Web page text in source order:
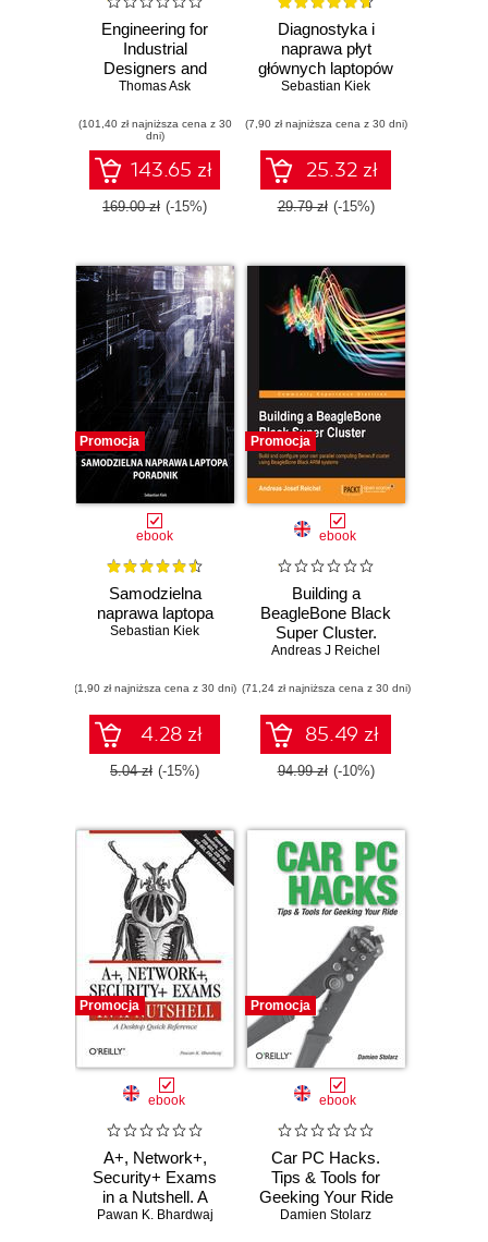
Engineering for
Industrial
Designers and
Inventors.
Designers of
Wonderful Things
Thomas Ask
(101,40 zł najniższa cena z 30
dni)
143.65 zł
169.00 zł (-15%)
Diagnostyka i
naprawa płyt
głównych laptopów
Sebastian Kiek
(7,90 zł najniższa cena z 30 dni)
25.32 zł
29.79 zł (-15%)
Promocja
ebook
Samodzielna
naprawa laptopa
Sebastian Kiek
(1,90 zł najniższa cena z 30 dni)
4.28 zł
5.04 zł (-15%)
Promocja
ebook
Building a
BeagleBone Black
Super Cluster.
Build and configure
computing Beowulf
cluster using
BeagleBone Black
ARM systems
Andreas J Reichel
(71,24 zł najniższa cena z 30 dni)
85.49 zł
94.99 zł (-10%)
Promocja
ebook
A+, Network+,
Security+ Exams
in a Nutshell. A
Desktop Quick
Pawan K. Bhardwaj
Promocja
ebook
Car PC Hacks.
Tips & Tools for
Geeking Your Ride
Damien Stolarz